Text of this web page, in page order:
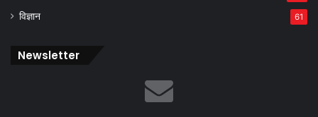
विज्ञान 61
Newsletter